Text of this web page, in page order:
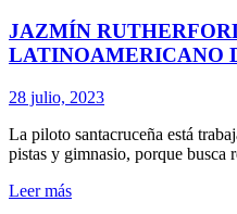
JAZMÍN
LATINOAMERICANO
28 julio, 2023
La piloto santacruceña está
pistas y gimnasio, porque busca
Leer más